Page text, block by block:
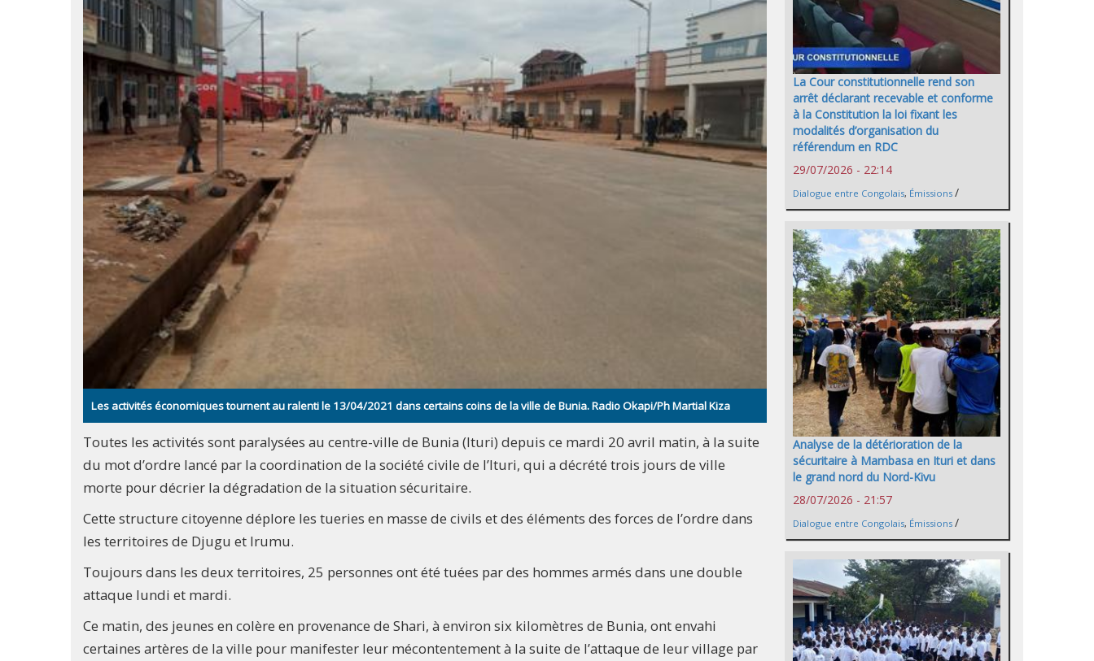
Les activités économiques tournent au ralenti le 13/04/2021 dans certains coins de la ville de Bunia. Radio Okapi/Ph Martial Kiza
Toutes les activités sont paralysées au centre-ville de Bunia (Ituri) depuis ce mardi 20 avril matin, à la suite
du mot d’ordre lancé par la coordination de la société civile de l’Ituri, qui a décrété trois jours de ville
morte pour décrier la dégradation de la situation sécuritaire.
Cette structure citoyenne déplore les tueries en masse de civils et des éléments des forces de l’ordre dans
les territoires de Djugu et Irumu.
Toujours dans les deux territoires, 25 personnes ont été tuées par des hommes armés dans une double
attaque lundi et mardi.
Ce matin, des jeunes en colère en provenance de Shari, à environ six kilomètres de Bunia, ont envahi
certaines artères de la ville pour manifester leur mécontentement à la suite de l’attaque de leur village par
La Cour constitutionnelle rend son
arrêt déclarant recevable et conforme
à la Constitution la loi fixant les
modalités d’organisation du
référendum en RDC
29/07/2026 - 22:14
Dialogue entre Congolais, Émissions /
Analyse de la détérioration de la
sécuritaire à Mambasa en Ituri et dans
le grand nord du Nord-Kivu
28/07/2026 - 21:57
Dialogue entre Congolais, Émissions /